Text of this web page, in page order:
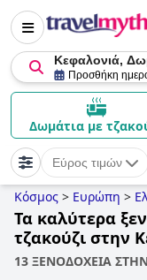
Κεφαλονιά,
Προσθήκη
Δωμάτια με
Εύρος τιμών
Κόσμος > Ευρώπη >
Τα καλύτερα
τζακούζι στην
13 ΞΕΝΟΔΟΧΕΙΑ